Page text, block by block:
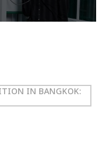
IN BANGKOK: